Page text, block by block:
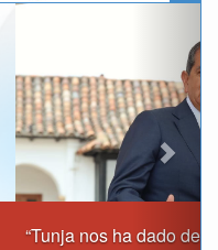
no podemos fallarle en